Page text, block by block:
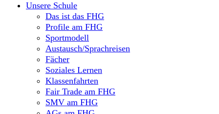
Unsere Schule
Das ist das FHG
Profile am FHG
Sportmodell
Austausch/Sprachreisen
Fächer
Soziales Lernen
Klassenfahrten
Fair Trade am FHG
SMV am FHG